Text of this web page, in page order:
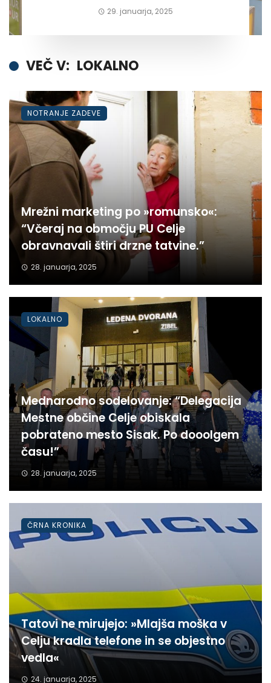
29. januarja, 2025
VEČ V: LOKALNO
Mrežni marketing po »romunsko«:
“Včeraj na območju PU Celje
obravnavali štiri drzne tatvine.”
28. januarja, 2025
NOTRANJE ZADEVE
Mednarodno sodelovanje: “Delegacija
Mestne občine Celje obiskala
pobrateno mesto Sisak. Po dooolgem
času!”
28. januarja, 2025
LOKALNO
Tatovi ne mirujejo: »Mlajša moška v
Celju kradla telefone in se objestno
vedla«
24. januarja, 2025
ČRNA KRONIKA